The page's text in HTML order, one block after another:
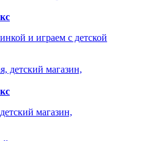
и играем с детской
магазин,